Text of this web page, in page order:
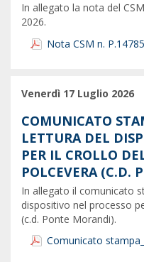
In allegato la nota del
2026.
Nota CSM n.
Venerdì 17 Luglio 2026
COMUNICATO
LETTURA DEL
PER IL CROLLO
POLCEVERA (C.D.
In allegato il comunicato
dispositivo nel processo
(c.d. Ponte Morandi).
Comunicato